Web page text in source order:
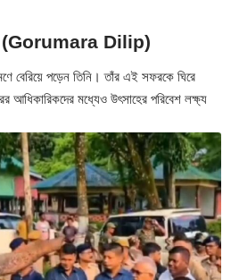
(Gorumara Dilip)
বেরিয়ে পড়েন তিনি। তাঁর এই সফরকে ঘিরে
আধিকারিকদের মধ্যেও উৎসাহের পরিবেশ লক্ষ্য